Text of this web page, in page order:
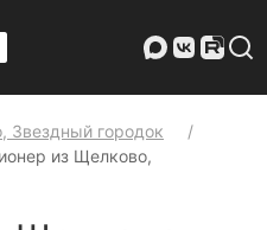
Звездный городок
из Щелково,